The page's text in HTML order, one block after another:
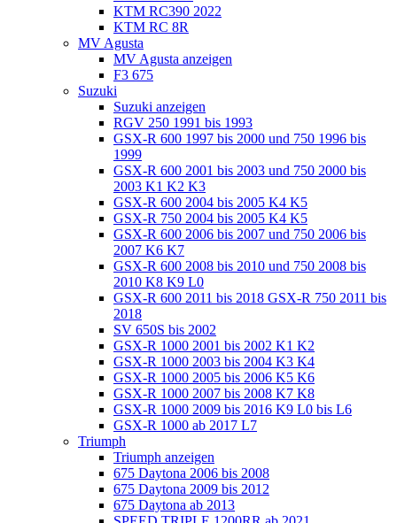
KTM RC390 2022
KTM RC 8R
MV Agusta
MV Agusta anzeigen
F3 675
Suzuki
Suzuki anzeigen
RGV 250 1991 bis 1993
GSX-R 600 1997 bis 2000 und 750 1996 bis
1999
GSX-R 600 2001 bis 2003 und 750 2000 bis
2003 K1 K2 K3
GSX-R 600 2004 bis 2005 K4 K5
GSX-R 750 2004 bis 2005 K4 K5
GSX-R 600 2006 bis 2007 und 750 2006 bis
2007 K6 K7
GSX-R 600 2008 bis 2010 und 750 2008 bis
2010 K8 K9 L0
GSX-R 600 2011 bis 2018 GSX-R 750 2011 bis
2018
SV 650S bis 2002
GSX-R 1000 2001 bis 2002 K1 K2
GSX-R 1000 2003 bis 2004 K3 K4
GSX-R 1000 2005 bis 2006 K5 K6
GSX-R 1000 2007 bis 2008 K7 K8
GSX-R 1000 2009 bis 2016 K9 L0 bis L6
GSX-R 1000 ab 2017 L7
Triumph
Triumph anzeigen
675 Daytona 2006 bis 2008
675 Daytona 2009 bis 2012
675 Daytona ab 2013